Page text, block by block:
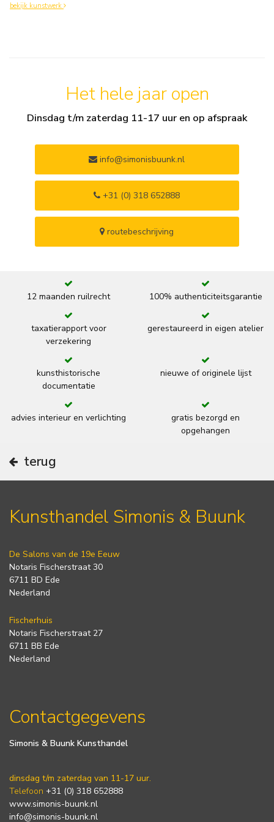
bekijk kunstwerk
Het hele jaar open
Dinsdag t/m zaterdag 11-17 uur en op afspraak
info@simonisbuunk.nl
+31 (0) 318 652888
routebeschrijving
12 maanden ruilrecht 100% authenticiteitsgarantie
taxatierapport voor
verzekering
gerestaureerd in eigen atelier
kunsthistorische
documentatie
nieuwe of originele lijst
advies interieur en verlichting
gratis bezorgd en
opgehangen
terug
Kunsthandel Simonis & Buunk
De Salons van de 19e Eeuw
Notaris Fischerstraat 30
6711 BD Ede
Nederland
Fischerhuis
Notaris Fischerstraat 27
6711 BB Ede
Nederland
Contactgegevens
Simonis & Buunk Kunsthandel
dinsdag t/m zaterdag van 11-17 uur.
Telefoon +31 (0) 318 652888
www.simonis-buunk.nl
info@simonis-buunk.nl